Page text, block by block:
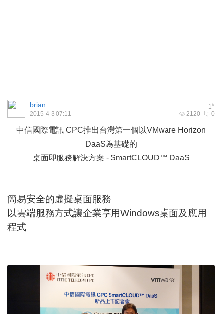
1#
brian
2120 0
2015-4-3 07:11
中信國際電訊 CPC推出台灣第一個以VMware Horizon
DaaS為基礎的
桌面即服務解決方案 - SmartCLOUD™ DaaS
簡易安全的虛擬桌面服務
以雲端服務方式讓企業享用Windows桌面及應用
程式